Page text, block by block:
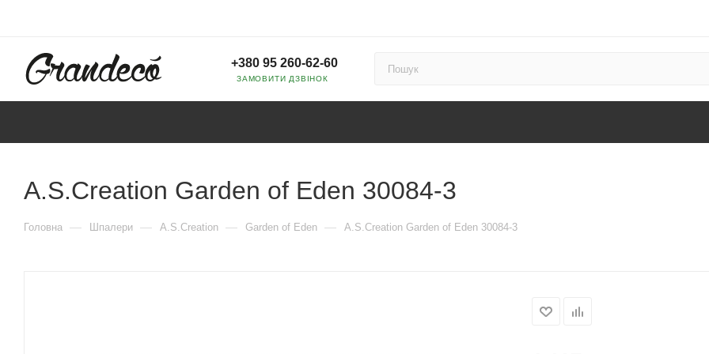
+380 95 260-62-60
ЗАМОВИТИ ДЗВІНОК
A.S.Creation Garden of Eden 30084-3
Головна — Шпалери — A.S.Creation — Garden of Eden — A.S.Creation Garden of Eden 30084-3